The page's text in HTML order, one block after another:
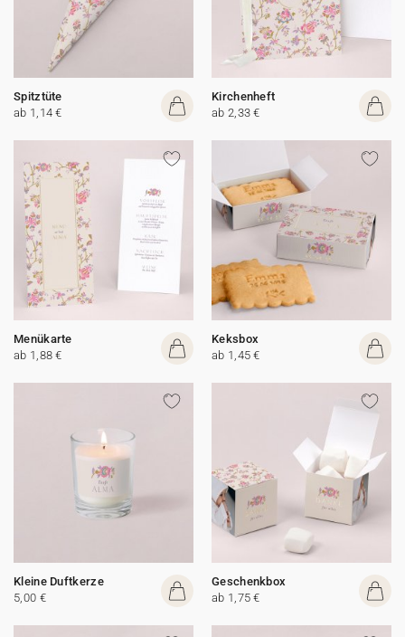
Spitztüte
ab 1,14 €
Kirchenheft
ab 2,33 €
Menükarte
ab 1,88 €
Keksbox
ab 1,45 €
Kleine Duftkerze
5,00 €
Geschenkbox
ab 1,75 €